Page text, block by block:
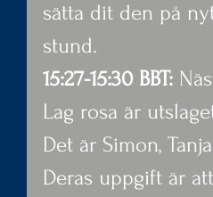
sätta dit den på
stund.
15:27-15:30 BBT:
Lag rosa är
Det är Simon,
Deras uppgift är